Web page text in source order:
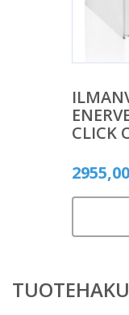
CLICK
2955,00
TUOTEHAKU